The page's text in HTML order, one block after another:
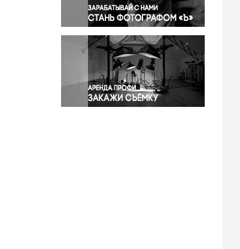
Происшествия и конфликты
Религия
Светская жизнь
Спорт
Экология
Экономика и бизнес